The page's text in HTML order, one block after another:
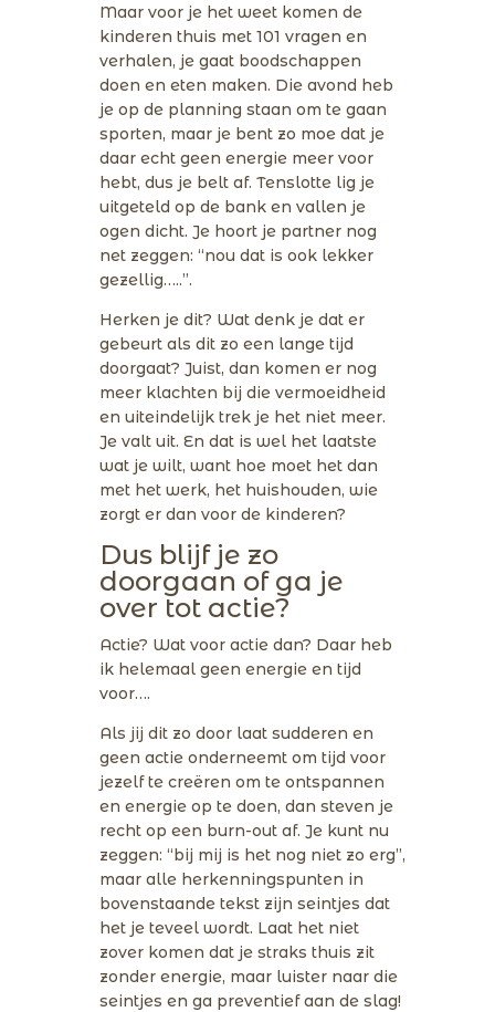
Maar voor je het weet komen de
kinderen thuis met 101 vragen en
verhalen, je gaat boodschappen
doen en eten maken. Die avond heb
je op de planning staan om te gaan
sporten, maar je bent zo moe dat je
daar echt geen energie meer voor
hebt, dus je belt af. Tenslotte lig je
uitgeteld op de bank en vallen je
ogen dicht. Je hoort je partner nog
net zeggen: “nou dat is ook lekker
gezellig…..”.
Herken je dit? Wat denk je dat er
gebeurt als dit zo een lange tijd
doorgaat? Juist, dan komen er nog
meer klachten bij die vermoeidheid
en uiteindelijk trek je het niet meer.
Je valt uit. En dat is wel het laatste
wat je wilt, want hoe moet het dan
met het werk, het huishouden, wie
zorgt er dan voor de kinderen?
Dus blijf je zo
doorgaan of ga je
over tot actie?
Actie? Wat voor actie dan? Daar heb
ik helemaal geen energie en tijd
voor….
Als jij dit zo door laat sudderen en
geen actie onderneemt om tijd voor
jezelf te creëren om te ontspannen
en energie op te doen, dan steven je
recht op een burn-out af. Je kunt nu
zeggen: “bij mij is het nog niet zo erg”,
maar alle herkenningspunten in
bovenstaande tekst zijn seintjes dat
het je teveel wordt. Laat het niet
zover komen dat je straks thuis zit
zonder energie, maar luister naar die
seintjes en ga preventief aan de slag!